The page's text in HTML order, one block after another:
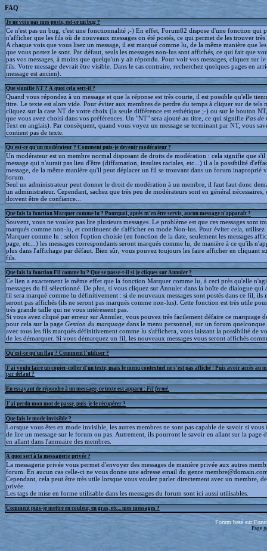
FAQ
Je ne vois pas mes posts, est-ce un bug ?
Ce n'est pas un bug, c'est une fonctionnalité ;-) En effet, Forum82 dispose d'une fonction qui
n'afficher que les fils où de nouveaux messages on été postés, ce qui permet de les trouver
A chaque vois que vous lisez un message, il est marqué comme lu, de la même manière que les
que vous postez le sont. Par défaut, seuls les messages non-lus sont affichés, ce qui fait que
pas vos messages, à moins que quelqu'un y ait répondu. Pour voir vos messages, cliquez sur
fils. Votre message devrait être visible. Dans le cas contraire, recherchez quelques pages en
message est ancien).
Que signifie NT ? A quoi cela sert-il ?
Quand vous répondez à un message et que la réponse est très courte, il est possible qu'elle
titre. Le texte est alors vide. Pour éviter aux membres de perdre du temps à cliquer sur de tels
cliquez sur la case NT de votre choix (la seule différence est esthétique ;-) ou sur le bouton
que vous avez choisi dans vos préférences. Un "NT" sera ajouté au titre, ce qui signifie Pas de
Text en anglais). Par conséquent, quand vous voyez un message se terminant par NT, vous
contient pas de texte.
Qu'est-ce qu'un modérateur ? Comment puis-je devenir modérateur ?
Un modérateur est un membre normal disposant de droits de modération : cela signifie que
message qui n'aurait pas lieu d'être (diffamation, insultes raciales, etc...) il a la possibilité
message, de la même manière qu'il peut déplacer un fil se trouvant dans un forum inaproprié
forum.
Seul un administrateur peut donner le droit de modération à un membre, il faut faut donc
un administrateur. Cependant, sachez que très peu de modérateurs sont en général nécessaires,
doivent être de confiance...
Que fais la fonction Marquer comme lu ? Pourquoi, après m'en être servis, aucun message n'apparaît ?
Souvent, vous ne voulez pas lire plusieurs messages. Le problème est que ces messages sont
marqués comme non-lu, et continuent de s'afficher en mode Non-lus. Pour éviter cela,
Marquer comme lu : selon l'option choisie (en fonction de la date, seulement les messages
page, etc...) les messages correspondants seront marqués comme lu, de manière à ce qu'ils
plus dans l'affichage par défaut. Bien sûr, vous pouvez toujours les faire afficher en cliquant
fils.
Que fais la fonction Fil comme lu ? Que se passe-t-il si je cliques sur Annuler ?
Ce lien a exactement le même effet que la fonction Marquer comme lu, à ceci près qu'elle
messages du fil sélectionné. De plus, si vous cliquez sur Annuler dans la boîte de dialogue qui
fil sera marqué comme lu définitivement : si de nouveaux messages sont postés dans ce fil, ils
seront pas affichés (ils ne seront pas marqués comme non-lus). Cette fonction est très utile
très grande taille qui ne vous intéressent pas.
Si vous avez cliqué par erreur sur Annuler, vous pouvez très facilement défaire ce marquage
pour cela sur la page Gestion du marquage dans le menu personnel, sur un forum
avec tous les fils marqués définitivement comme lu s'affichera, vous laissant la possibilité de
de les démarquer. Si vous démarquez un fil, les nouveaux messages vous seront affichés
Qu'est-ce qu'un flag ? Comment l'utiliser ?
J'ai voulu faire un copier-coller d'un texte, mais le menu contextuel ne s'est pas affiché ! Puis avoir accès au
par défaut ?
En essayant de répondre à un message, ce texte est apparu : Fil fermé
J'ai perdu mon mot de passe, puis-je le récupérer ?
Que fais le mode invisible ?
Lorsque vous êtes en mode invisible, les autres membres ne sont pas capable de savoir si vous
de lire un message sur le forum ou pas. Autrement, ils pourront le savoir en allant sur la page
en allant dans l'annuaire des membres.
A quoi sert à la messagerie privée ?
La messagerie privée vous permet d'envoyer des messages de manière privée aux autres
forum. En aucun cas celle-ci ne vous donne une adresse email du genre
Cependant, cela peut être très utile lorsque vous voulez parler directement avec un membre,
privée.
Les tags de mise en forme utilisable dans les messages du forum sont ici aussi utilisables.
Comment puis-je mettre en couleur, en gras, etc... mes messages ?
Forum basé sur
Page